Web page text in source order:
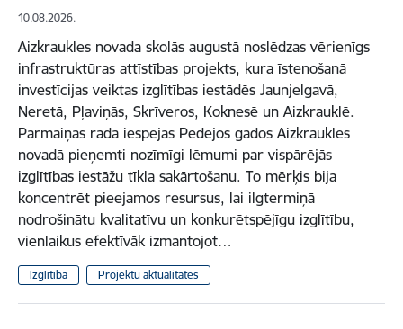
10.08.2026.
Aizkraukles novada skolās augustā noslēdzas vērienīgs
infrastruktūras attīstības projekts, kura īstenošanā
investīcijas veiktas izglītības iestādēs Jaunjelgavā,
Neretā, Pļaviņās, Skrīveros, Koknesē un Aizkrauklē.
Pārmaiņas rada iespējas Pēdējos gados Aizkraukles
novadā pieņemti nozīmīgi lēmumi par vispārējās
izglītības iestāžu tīkla sakārtošanu. To mērķis bija
koncentrēt pieejamos resursus, lai ilgtermiņā
nodrošinātu kvalitatīvu un konkurētspējīgu izglītību,
vienlaikus efektīvāk izmantojot…
Izglītība Projektu aktualitātes